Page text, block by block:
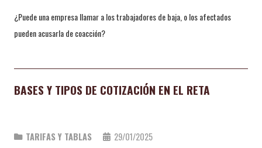
¿Puede una empresa llamar a los trabajadores de baja, o los afectados
pueden acusarla de coacción?
BASES Y TIPOS DE COTIZACIÓN EN EL RETA
TARIFAS Y TABLAS
29/01/2025